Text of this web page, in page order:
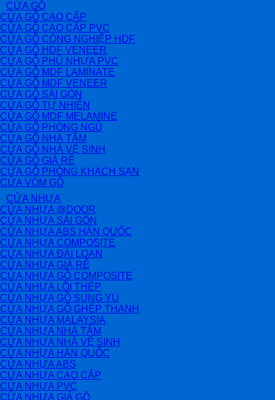
CỬA GỖ
CỬA GỖ CAO CẤP
CỬA GỖ CAO CẤP PVC
CỬA GỖ CÔNG NGHIỆP HDF
CỬA GỖ HDF VENEER
CỬA GỖ PHỦ NHỰA PVC
CỬA GỖ MDF LAMINATE
CỬA GỖ MDF VENEER
CỬA GỖ SÀI GÒN
CỬA GỖ TỰ NHIÊN
CỬA GỖ MDF MELAMINE
CỬA GỖ PHÒNG NGỦ
CỬA GỖ NHÀ TẮM
CỬA GỖ NHÀ VỆ SINH
CỬA GỖ GIÁ RẺ
CỬA GỖ PHÒNG KHÁCH SẠN
CỬA VÒM GỖ
CỬA NHỰA
CỬA NHỰA @DOOR
CỬA NHỰA SÀI GÒN
CỬA NHỰA ABS HÀN QUỐC
CỬA NHỰA COMPOSITE
CỬA NHỰA ĐÀI LOAN
CỬA NHỰA GIÁ RẺ
CỬA NHỰA GỖ COMPOSITE
CỬA NHỰA LÕI THÉP
CỬA NHỰA GỖ SUNG YU
CỬA NHỰA GỖ GHÉP THANH
CỬA NHỰA MALAYSIA
CỬA NHỰA NHÀ TẮM
CỬA NHỰA NHÀ VỆ SINH
CỬA NHỰA HÀN QUỐC
CỬA NHỰA ABS
CỬA NHỰA CAO CẤP
CỬA NHỰA PVC
CỬA NHỰA GIẢ GỖ